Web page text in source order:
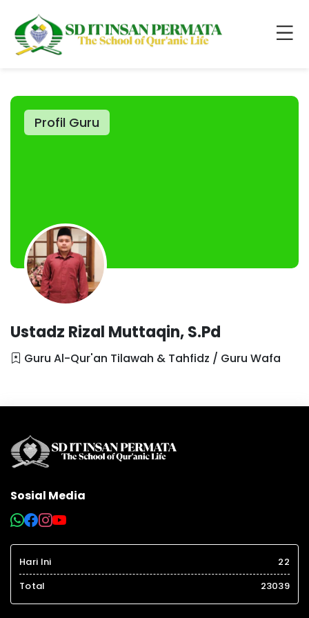
Profil Guru
Ustadz Rizal Muttaqin, S.Pd
Guru Al-Qur'an Tilawah & Tahfidz / Guru Wafa
Sosial Media
Hari Ini
22
Total
23039